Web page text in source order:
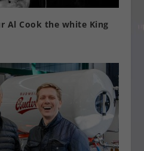
Al Cook the white King